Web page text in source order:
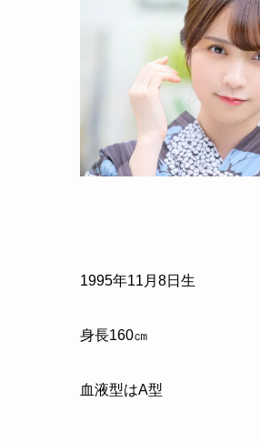
1995年11月8日生
身長160㎝
血液型はA型